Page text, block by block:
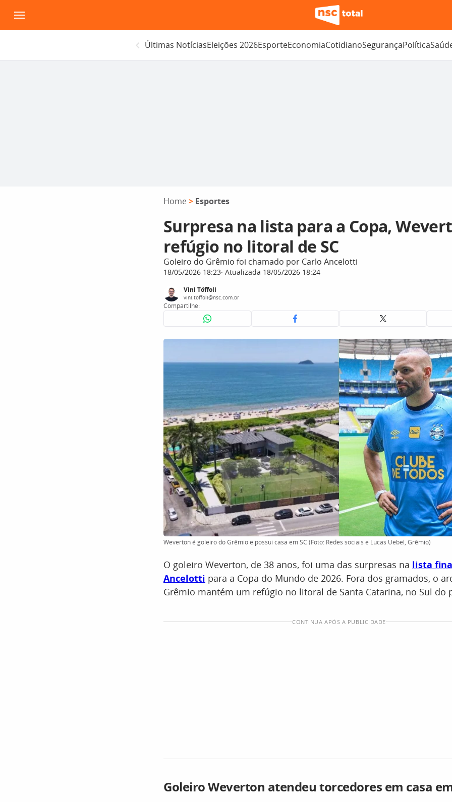
para
o
Últimas NotíciasEleições 2026EsporteEconomiaCotidianoSegurançaPolítica
Home > Esportes
Surpresa na lista para a Copa,
refúgio no litoral de SC
Goleiro do Grêmio foi chamado por Carlo Ancelotti
18/05/2026 18:23 Atualizada 18/05/2026 18:24
Vini Tóffoli
vini.toffoli@nsc.com.br
Compartilhe:
Weverton é goleiro do Grêmio e possui casa em SC (Foto: Redes sociais e Lucas Uebel, Grêmio)
O goleiro Weverton, de 38 anos, foi uma das surpresas na lista
Ancelotti para a Copa do Mundo de 2026. Fora dos gramados, o
Grêmio mantém um refúgio no litoral de Santa Catarina, no Sul do
CONTINUA APÓS A PUBLICIDADE
Goleiro Weverton atendeu torcedores em casa